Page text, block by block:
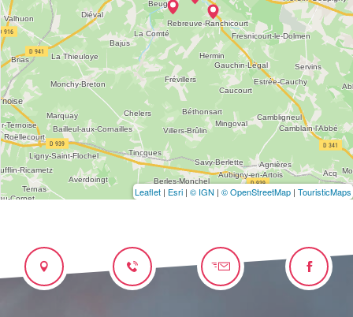
Leaflet | Esri | © IGN | © OpenStreetMap | TouristicMaps